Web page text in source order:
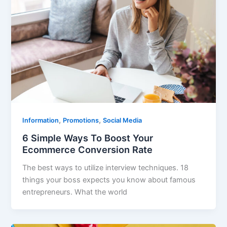
Information, Promotions,Social Media
6 Simple Ways To Boost Your
Ecommerce Conversion Rate
The best ways to utilize interview techniques. 18
things your boss expects you know about famous
entrepreneurs. What the world